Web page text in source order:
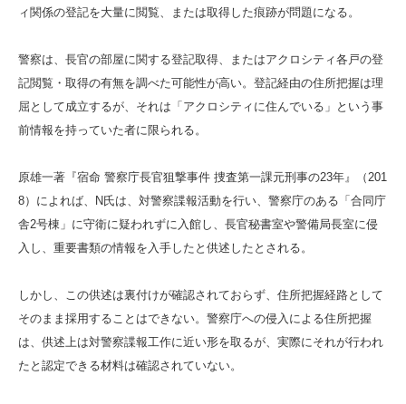
ィ関係の登記を大量に閲覧、または取得した痕跡が問題になる。
警察は、長官の部屋に関する登記取得、またはアクロシティ各戸の登
記閲覧・取得の有無を調べた可能性が高い。登記経由の住所把握は理
屈として成立するが、それは「アクロシティに住んでいる」という事
前情報を持っていた者に限られる。
原雄一著『宿命 警察庁長官狙撃事件 捜査第一課元刑事の23年』（201
8）によれば、N氏は、対警察諜報活動を行い、警察庁のある「合同庁
舎2号棟」に守衛に疑われずに入館し、長官秘書室や警備局長室に侵
入し、重要書類の情報を入手したと供述したとされる。
しかし、この供述は裏付けが確認されておらず、住所把握経路として
そのまま採用することはできない。警察庁への侵入による住所把握
は、供述上は対警察諜報工作に近い形を取るが、実際にそれが行われ
たと認定できる材料は確認されていない。